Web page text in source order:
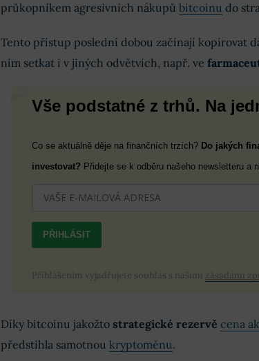
průkopníkem agresivních nákupů bitcoinu do
Tento přístup poslední dobou začínají kopírovat
ním setkat i v jiných odvětvích, např. ve
Vše podstatné z trhů. Na
Co se aktuálně děje na finančních trzích? Do jakých
investovat? Přidejte se k odběru našeho newsletteru a
PŘIHLÁSIT
Přihlášením vyjadřujete souhlas s našimi zásadami
Díky bitcoinu jakožto strategické rezervě cena
předstihla samotnou kryptoměnu.